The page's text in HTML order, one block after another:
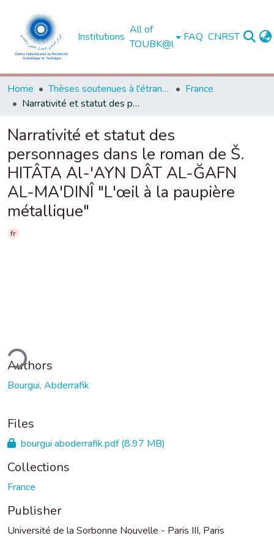
Institutions
All of
TOUBK@l
FAQ CNRST
Home Thèses soutenues à l'étranger
France
Narrativité et statut des personnages dans le roman de Š. HITÂTA Al-'AYN DÂT AL-ĞAFN AL-MA'DINÎ "L'œil à la paupière métallique"
Narrativité et statut des
personnages dans le roman de Š.
HITÂTA Al-'AYN DÂT AL-ĞAFN
AL-MA'DINÎ "L'œil à la paupière
métallique"
fr
Authors
Bourgui, Abderrafik
Files
bourgui aboderrafik.pdf(8.97 MB)
Collections
France
Publisher
Université de la Sorbonne Nouvelle - Paris III, Paris